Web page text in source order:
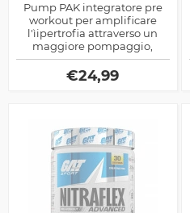
Pump PAK integratore pre
workout per amplificare
l'ìipertrofia attraverso un
maggiore pompaggio,
contiene arginina e
citrullina, precursori di
ossido nitrico
€24,99